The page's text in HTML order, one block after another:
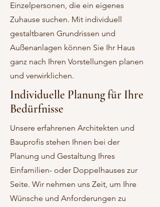
Einzelpersonen, die ein eigenes
Zuhause suchen. Mit individuell
gestaltbaren Grundrissen und
Außenanlagen können Sie Ihr Haus
ganz nach Ihren Vorstellungen planen
und verwirklichen.
Individuelle Planung für Ihre
Bedürfnisse
Unsere erfahrenen Architekten und
Bauprofis stehen Ihnen bei der
Planung und Gestaltung Ihres
Einfamilien- oder Doppelhauses zur
Seite. Wir nehmen uns Zeit, um Ihre
Wünsche und Anforderungen zu